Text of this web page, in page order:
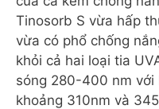
Tinosorb S vừa hấp
vừa có phổ chống
khỏi cả hai loại tia
sóng 280-400 nm với
khoảng 310nm và